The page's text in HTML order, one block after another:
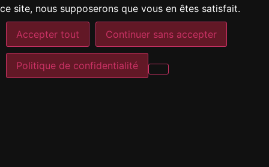
ce site, nous supposerons que vous en êtes satisfait.
Accepter tout Continuer sans accepter
Politique de confidentialité